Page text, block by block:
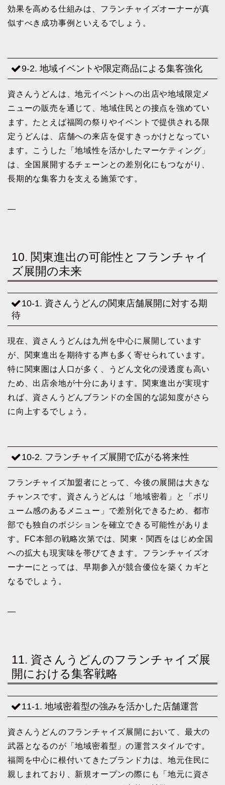
効果を高める仕組みは、フランチャイズオーナーが真
似すべき成功事例といえるでしょう。
9-2. 地域イベントや限定商品による集客強化
資さんうどんは、地元イベントへの出店や地域限定メ
ニューの販売を通じて、地域住民との接点を強めてい
ます。たとえば福岡の祭りやイベントで提供される限
定うどんは、店舗への来店を促すきっかけとなってい
ます。こうした「地域性を活かしたマーケティング」
は、全国展開するチェーンとの差別化にもつながり、
長期的な集客力を支える施策です。
—
10. 関東進出の可能性とフランチャイ
ズ展開の未来
10-1. 資さんうどんの関東店舗展開に対する期
待
現在、資さんうどんは九州を中心に展開しています
が、関東進出を期待する声も多く寄せられています。
特に関東圏は人口が多く、うどん文化の浸透度も高い
ため、出店余地が十分にあります。関東進出が実現す
れば、資さんうどんブランドの全国的な認知度がさら
に向上するでしょう。
10-2. フランチャイズ展開で広がる将来性
フランチャイズ加盟者にとって、今後の展開は大きな
チャンスです。資さんうどんは「地域密着」と「ボリ
ューム感のあるメニュー」で差別化できるため、都市
部でも独自のポジションを確立できる可能性がありま
す。FC本部の戦略次第では、関東・関西をはじめ全国
への拡大も現実味を帯びてきます。フランチャイズオ
ーナーにとっては、早期参入が競合優位を築くカギと
なるでしょう。
—
11. 資さんうどんのフランチャイズ展
開における集客戦略
11-1. 地域密着型の強みを活かした店舗運営
資さんうどんのフランチャイズ展開において、最大の
武器となるのが「地域密着型」の運営スタイルです。
福岡を中心に根付いてきたブランド力は、地元住民に
親しまれており、新規オープンの際にも「地元に資さ